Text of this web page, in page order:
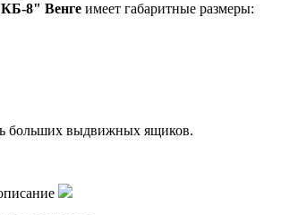
8" Венге имеет габаритные размеры:
больших выдвижных ящиков.